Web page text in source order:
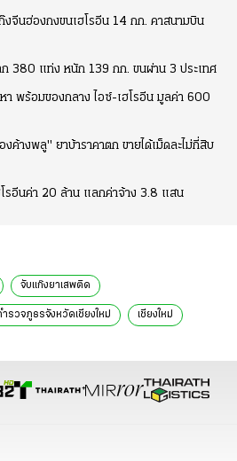
จีนฮ่องกงขนเฮโรอีน 14 กก. คาสนามบิน
ก 380 แท่ง หนัก 139 กก. ขนผ่าน 3 ประเทศ
า พร้อมของกลาง ไอซ์-เฮโรอีน มูลค่า 600
งค้างพลู" ยาบ้าราคาตก ขายได้เม็ดละไม่กี่สิบ
รอีนค่า 20 ล้าน แลกค่าจ้าง 3.8 แสน
จับแก๊งยาเสพติด
ำรวจภูธรจังหวัดเชียงใหม่ เชียงใหม่